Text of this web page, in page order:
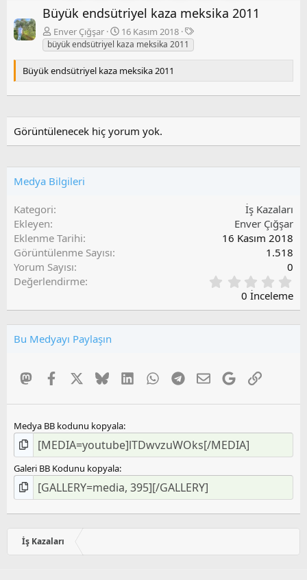
e
k
i
r
Büyük endsütriyel kaza meksika 2011
Enver Çığşar 16 Kasım 2018
E
t
e
t
e
büyük endsütriyel kaza meksika 2011
Büyük endsütriyel kaza meksika 2011
Görüntülenecek hiç yorum yok.
Medya Bilgileri
Kategori
İş Kazaları
Ekleyen
Enver Çığşar
Eklenme Tarihi
16 Kasım 2018
Görüntülenme Sayısı
1.518
Yorum Sayısı
0
Değerlendirme
,
O
0 İnceleme
Bu Medyayı Paylaşın
MastodonFacebook BlueskyLinkedInWhatsAppTelegram
E-postaGoogleLink
Medya BB kodunu kopyala
Galeri BB Kodunu kopyala
İş Kazaları